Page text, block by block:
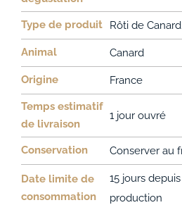
Type de produit Rôti de Canard
Animal Canard
Origine France
Temps estimatif
de livraison
1 jour ouvré
Conservation Conserver au
Date limite de
consommation
15 jours
production